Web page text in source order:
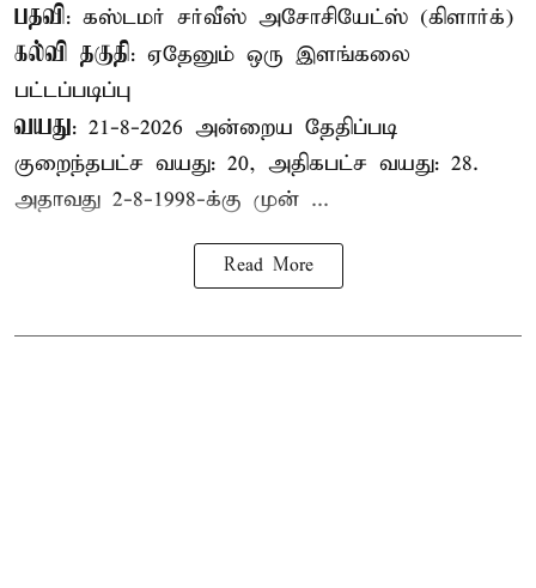
பதவி: கஸ்டமர் சர்வீஸ் அசோசியேட்ஸ் (கிளார்க்)
கல்வி தகுதி: ஏதேனும் ஒரு இளங்கலை
பட்டப்படிப்பு
வயது: 21-8-2026 அன்றைய தேதிப்படி
குறைந்தபட்ச வயது: 20, அதிகபட்ச வயது: 28.
அதாவது 2-8-1998-க்கு முன் ...
Read More